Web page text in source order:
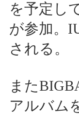
を予定し
が参加。
される。
また
アルバム